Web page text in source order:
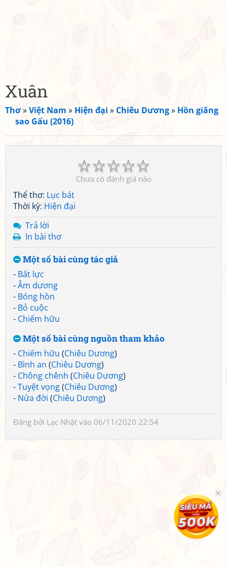
Xuân
Thơ»Việt Nam » Hiện đại » Chiêu Dương» Hồn giăng
sao Gấu (2016)
☆
☆
☆
☆
☆
Chưa có đánh giá nào
Thể thơ: Lục bát
Thời kỳ: Hiện đại
Trả lời
In bài thơ
Một số bài cùng tác giả
- Bất lực
-Âm dương
- Bóng hồn
- Bỏ cuộc
- Chiếm hữu
Một số bài cùng nguồn tham khảo
- Chiếm hữu (Chiêu Dương)
- Bình an (Chiêu Dương)
- Chông chênh (Chiêu Dương)
-Tuyệt vọng(Chiêu Dương)
- Nửa đời (Chiêu Dương)
Đăng bởi Lạc Nhật vào 06/11/2020 22:54